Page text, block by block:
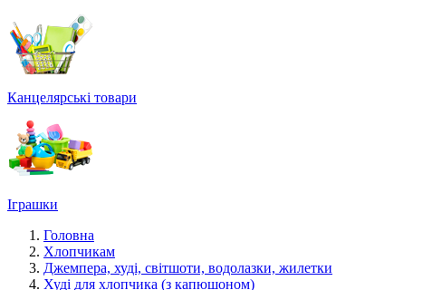
Канцелярські товари
Іграшки
Головна
Хлопчикам
Джемпера, худі, світшоти, водолазки, жилетки
Худі для хлопчика (з капюшоном)